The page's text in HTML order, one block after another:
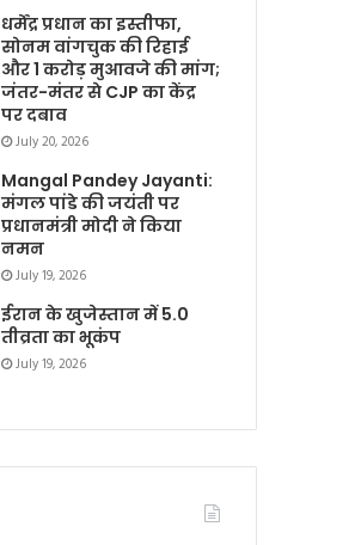
धर्मेंद्र प्रधान का इस्तीफा,
सोनम वांगचुक की रिहाई
और 1 करोड़ मुआवजे की मांग;
जंतर-मंतर से CJP का केंद्र
पर दबाव
July 20, 2026
Mangal Pandey Jayanti:
मंगल पांडे की जयंती पर
प्रधानमंत्री मोदी ने किया
नमन
July 19, 2026
ईरान के खुजेस्तान में 5.0
तीव्रता का भूकंप
July 19, 2026